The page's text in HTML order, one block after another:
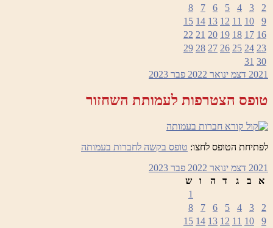
2
3
4
5
6
7
8
9
10
11
12
13
14
15
16
17
18
19
20
21
22
23
24
25
26
27
28
29
30
31
2021 דצמ ינואר 2022 פבר 2023
טופס הצטרפות לעמותת השחזור
לפתיחת הטופס לחצו: טופס בקשה לחברות בעמותה
2021 דצמ ינואר 2022 פבר 2023
א
ב ג ד ה ו
ש
1
2
3
4
5
6
7
8
9
10
11
12
13
14
15